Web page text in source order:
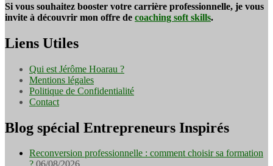
Si vous souhaitez booster votre carrière professionnelle, je vous
invite à découvrir mon offre de coaching soft skills.
Liens Utiles
Qui est Jérôme Hoarau ?
Mentions légales
Politique de Confidentialité
Contact
Blog spécial Entrepreneurs Inspirés
Reconversion professionnelle : comment choisir sa formation